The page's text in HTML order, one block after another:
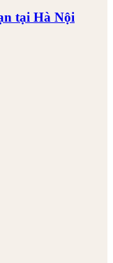
tại Hà Nội